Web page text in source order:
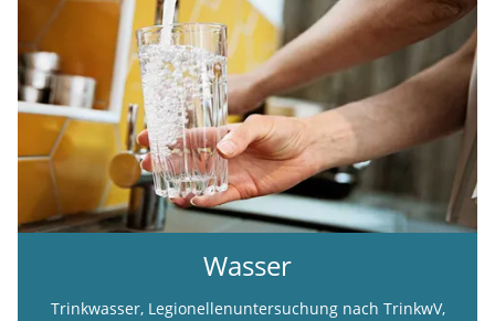
Wasser
Trinkwasser, Legionellenuntersuchung nach TrinkwV,